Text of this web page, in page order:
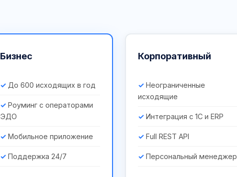
Бизнес
До 600 исходящих в год
Роуминг с операторами
ЭДО
Мобильное приложение
Поддержка 24/7
Корпоративный
Неограниченные
исходящие
Интеграция с 1С и ERP
Full REST API
Персональный менеджер